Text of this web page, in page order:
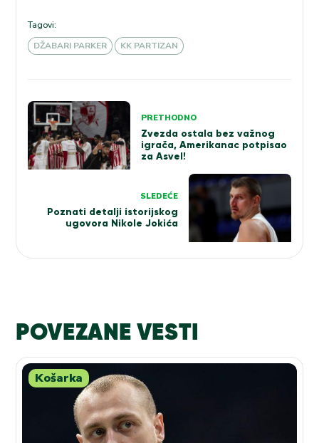
Tagovi:
DŽABARI PARKER
KK PARTIZAN
Kretanje
članka
PRETHODNO
Zvezda ostala bez važnog
igrača, Amerikanac potpisao
za Asvel!
SLEDEĆE
Poznati detalji istorijskog
ugovora Nikole Jokića
POVEZANE VESTI
Košarka